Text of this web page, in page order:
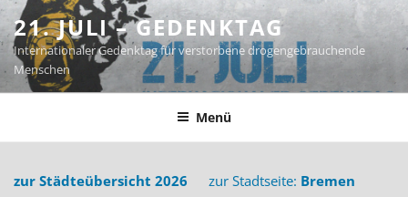
Zum
Inhalt
springen
21. JULI – GEDENKTAG
Internationaler Gedenktag für verstorbene drogengebrauchende
Menschen
Menü
zur Städteübersicht 2026 zur Stadtseite: Bremen